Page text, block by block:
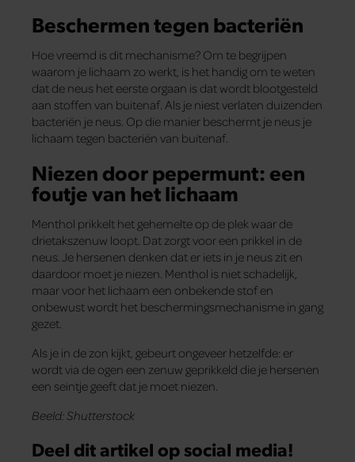
Beschermen tegen bacteriën
Hoe vreemd is dit mechanisme? Om te begrijpen
waarom je lichaam zo werkt, is het handig om te weten
dat de neus het eerste orgaan is dat wordt blootgesteld
aan stoffen van buitenaf. Als je niest verlaten duizenden
bacteriën je neus. Op die manier beschermt je neus je
lichaam tegen bacteriën van buitenaf.
Niezen door pepermunt: een
foutje van het lichaam
Menthol prikkelt het gehemelte op de plek waar de
drietakszenuw loopt. Dat zorgt voor een prikkel in de
neus. Je hersenen denken dat er iets in je neus zit en
daardoor moet je niezen. Menthol is niet schadelijk,
maar voor het lichaam een onbekende stof en
onbewust wordt het beschermingsmechanisme in gang
gezet.
Als je in de zon kijkt, gebeurt ongeveer hetzelfde: er
wordt via de ogen een zenuw geprikkeld die je hersenen
een seintje geeft dat je moet niezen.
Beeld: Shutterstock
Deel dit artikel op social media!